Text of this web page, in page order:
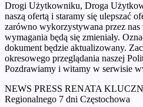
Drogi Użytkowniku, Droga
naszą ofertą i staramy się ulepszać
zarówno wykorzystywana przez nas
wymagania będą się zmieniały.
dokument będzie aktualizowany.
okresowego przeglądania naszej
Pozdrawiamy i witamy w serwisie
NEWS PRESS RENATA
Regionalnego 7 dni Częstochowa